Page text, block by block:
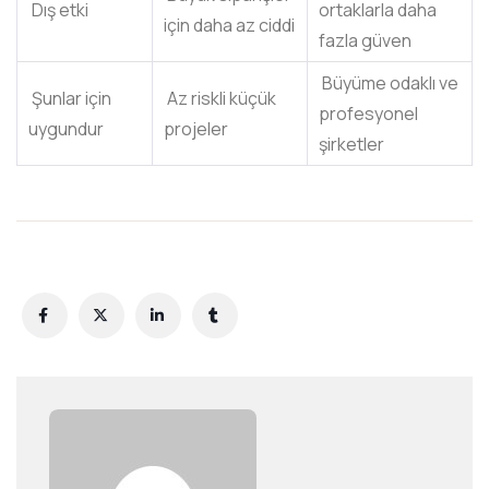
Dış etki
için daha az ciddi
ortaklarla daha
fazla güven
Şunlar için
uygundur
Az riskli küçük
projeler
Büyüme odaklı ve
profesyonel
şirketler